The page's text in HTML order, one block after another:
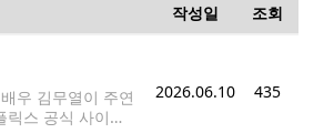
작성일 조회
우 김무열이 주연
스 공식 사이트
2026.06.10 435